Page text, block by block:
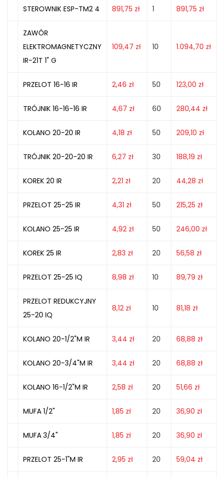
STEROWNIK ESP-TM2 4 891,75 zł 1 891,75 zł
ZAWÓR
ELEKTROMAGNETYCZNY
IR-21T 1" G
109,47 zł 10 1.094,70 zł
PRZELOT 16-16 IR 2,46 zł 50 123,00 zł
TRÓJNIK 16-16-16 IR 4,67 zł 60 280,44 zł
KOLANO 20-20 IR 4,18 zł 50 209,10 zł
TRÓJNIK 20-20-20 IR 6,27 zł 30 188,19 zł
KOREK 20 IR 2,21 zł 20 44,28 zł
PRZELOT 25-25 IR 4,31 zł 50 215,25 zł
KOLANO 25-25 IR 4,92 zł 50 246,00 zł
KOREK 25 IR 2,83 zł 20 56,58 zł
PRZELOT 25-25 IQ 8,98 zł 10 89,79 zł
PRZELOT REDUKCYJNY
25-20 IQ
8,12 zł 10 81,18 zł
KOLANO 20-1/2"M IR 3,44 zł 20 68,88 zł
KOLANO 20-3/4"M IR 3,44 zł 20 68,88 zł
KOLANO 16-1/2"M IR 2,58 zł 20 51,66 zł
MUFA 1/2" 1,85 zł 20 36,90 zł
MUFA 3/4" 1,85 zł 20 36,90 zł
PRZELOT 25-1"M IR 2,95 zł 20 59,04 zł